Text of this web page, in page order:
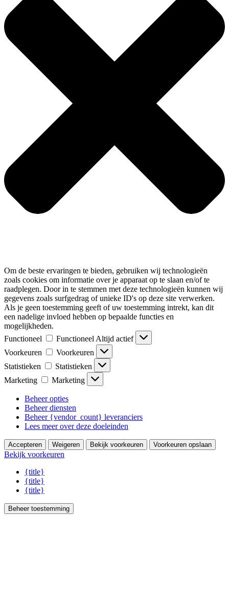
Om de beste ervaringen te bieden, gebruiken wij technologieën
zoals cookies om informatie over je apparaat op te slaan en/of te
raadplegen. Door in te stemmen met deze technologieën kunnen wij
gegevens zoals surfgedrag of unieke ID's op deze site verwerken.
Als je geen toestemming geeft of uw toestemming intrekt, kan dit
een nadelige invloed hebben op bepaalde functies en
mogelijkheden.
Functioneel
Functioneel Altijd actief
Voorkeuren
Voorkeuren
Statistieken
Statistieken
Marketing
Marketing
Beheer opties
Beheer diensten
Beheer {vendor_count} leveranciers
Lees meer over deze doeleinden
Accepteren Weigeren Bekijk voorkeuren Voorkeuren opslaan
Bekijk voorkeuren
{title}
{title}
{title}
Beheer toestemming